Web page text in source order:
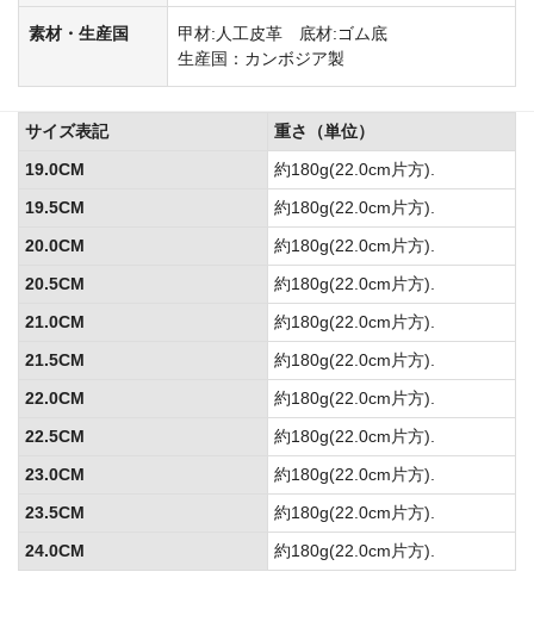
素材・生産国
甲材:人工皮革 底材:ゴム底
生産国：カンボジア製
サイズ表記
重さ（単位）
19.0CM
約180g(22.0cm片方).
19.5CM
約180g(22.0cm片方).
20.0CM
約180g(22.0cm片方).
20.5CM
約180g(22.0cm片方).
21.0CM
約180g(22.0cm片方).
21.5CM
約180g(22.0cm片方).
22.0CM
約180g(22.0cm片方).
22.5CM
約180g(22.0cm片方).
23.0CM
約180g(22.0cm片方).
23.5CM
約180g(22.0cm片方).
24.0CM
約180g(22.0cm片方).